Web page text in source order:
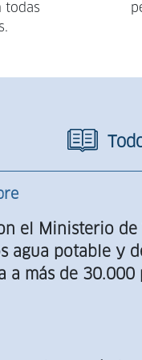
todas
el Ministerio de
agua potable y
a más de 30.000